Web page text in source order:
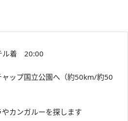
着 20:00
ップ国立公園へ（約50km/約50
ンガルーを探します